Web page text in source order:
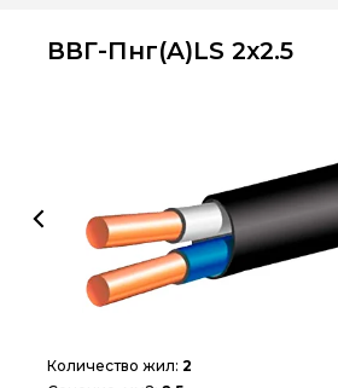
ВВГ-Пнг(A)LS 2х2.5
Количество жил: 2